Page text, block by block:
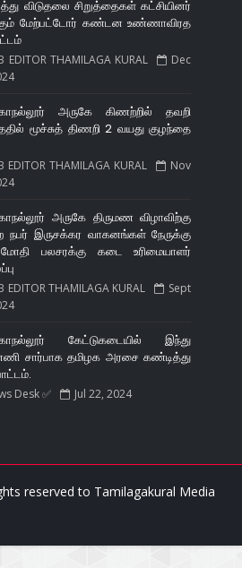
விடுதலை சிறுத்தைகள் கட்சியினர்
மேற்பட்டோர் கண்டன உண்ணாவிரத
EDITOR THAMILAGA KURAL
Dec
அருகே கிணற்றில் தவறி
மூச்சுத் திணறி 2 வயது குழந்தை
EDITOR THAMILAGA KURAL
Nov
அருகே திருமண விழாவிற்கு
நபர் இருசக்கர வாகனங்கள் நேருக்கு
பலசரக்கு கடை உரிமையாளர்
EDITOR THAMILAGA KURAL
Sept
கேட்டுகடையில் இந்து
சார்பாக தமிழக அரசை கண்டித்து
Desk ✅ Jul 22, 2024
reserved to Tamilagakural Media